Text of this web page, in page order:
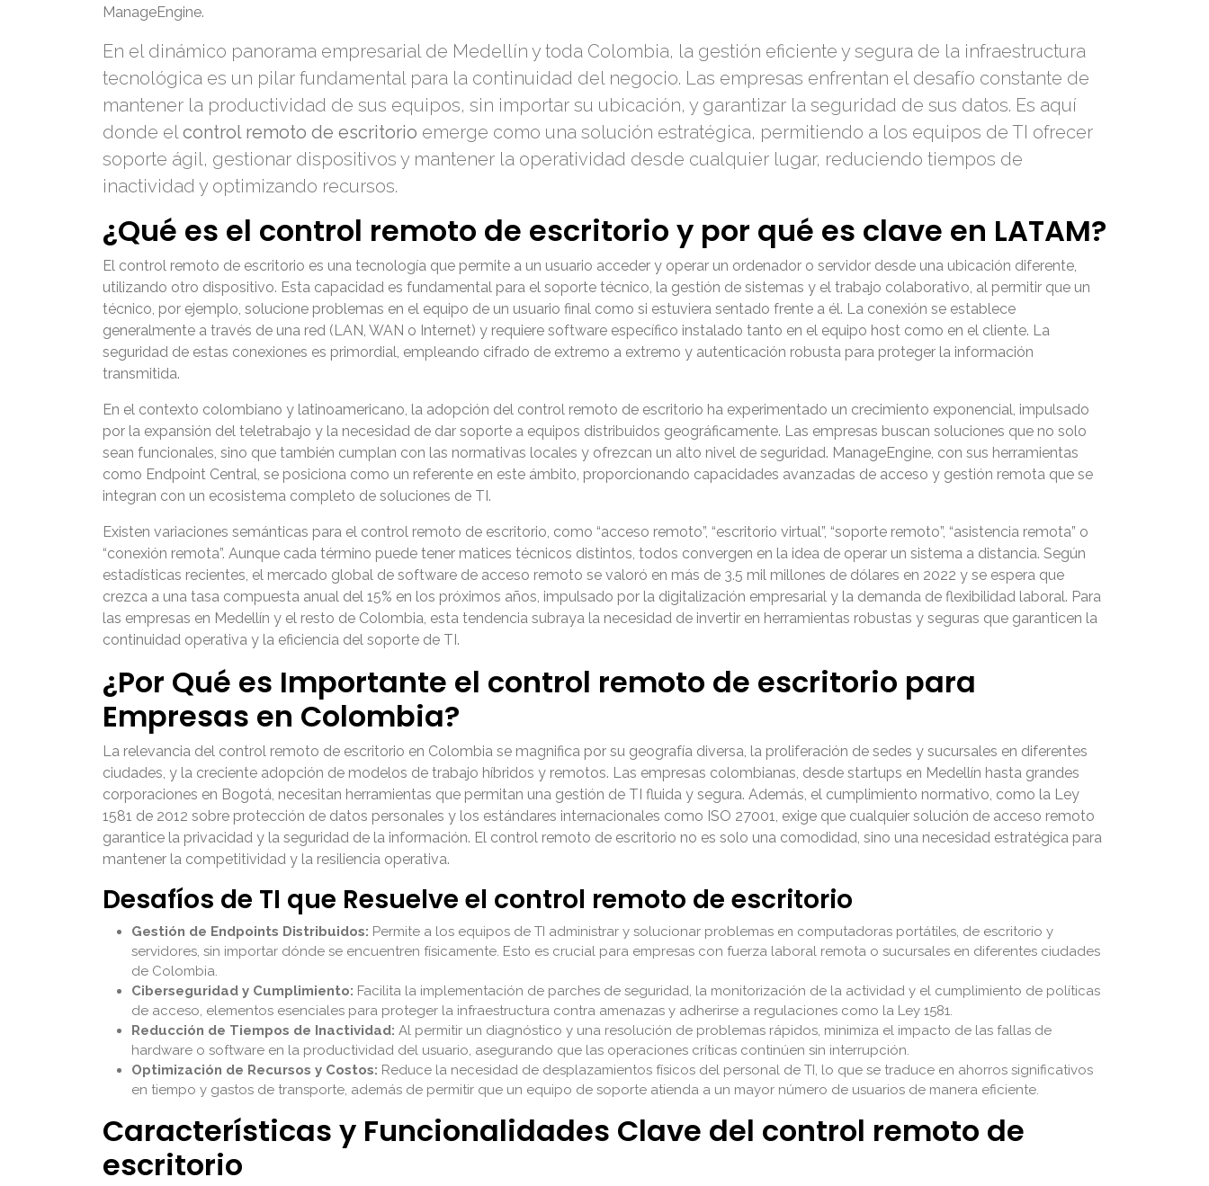
ManageEngine.
En el dinámico panorama empresarial de Medellín y toda Colombia, la gestión eficiente y segura de la infraestructura
tecnológica es un pilar fundamental para la continuidad del negocio. Las empresas enfrentan el desafío constante de
mantener la productividad de sus equipos, sin importar su ubicación, y garantizar la seguridad de sus datos. Es aquí
donde elcontrol remoto de escritorio emerge como una solución estratégica, permitiendo a los equipos de TI ofrecer
soporte ágil, gestionar dispositivos y mantener la operatividad desde cualquier lugar, reduciendo tiempos de
inactividad y optimizando recursos.
¿Qué es el control remoto de escritorio y por qué es clave en LATAM?
El control remoto de escritorio es una tecnología que permite a un usuario acceder y operar un ordenador o servidor desde una ubicación diferente,
utilizando otro dispositivo. Esta capacidad es fundamental para el soporte técnico, la gestión de sistemas y el trabajo colaborativo, al permitir que un
técnico, por ejemplo, solucione problemas en el equipo de un usuario final como si estuviera sentado frente a él. La conexión se establece
generalmente a través de una red (LAN, WAN o Internet) y requiere software específico instalado tanto en el equipo host como en el cliente. La
seguridad de estas conexiones es primordial, empleando cifrado de extremo a extremo y autenticación robusta para proteger la información
transmitida.
En el contexto colombiano y latinoamericano, la adopción del control remoto de escritorio ha experimentado un crecimiento exponencial, impulsado
por la expansión del teletrabajo y la necesidad de dar soporte a equipos distribuidos geográficamente. Las empresas buscan soluciones que no solo
sean funcionales, sino que también cumplan con las normativas locales y ofrezcan un alto nivel de seguridad. ManageEngine, con sus herramientas
como Endpoint Central, se posiciona como un referente en este ámbito, proporcionando capacidades avanzadas de acceso y gestión remota que se
integran con un ecosistema completo de soluciones de TI.
Existen variaciones semánticas para el control remoto de escritorio, como “acceso remoto”, “escritorio virtual”, “soporte remoto”, “asistencia remota” o
“conexión remota”. Aunque cada término puede tener matices técnicos distintos, todos convergen en la idea de operar un sistema a distancia. Según
estadísticas recientes, el mercado global de software de acceso remoto se valoró en más de 3.5 mil millones de dólares en 2022 y se espera que
crezca a una tasa compuesta anual del 15% en los próximos años, impulsado por la digitalización empresarial y la demanda de flexibilidad laboral. Para
las empresas en Medellín y el resto de Colombia, esta tendencia subraya la necesidad de invertir en herramientas robustas y seguras que garanticen la
continuidad operativa y la eficiencia del soporte de TI.
¿Por Qué es Importante el control remoto de escritorio para
Empresas en Colombia?
La relevancia del control remoto de escritorio en Colombia se magnifica por su geografía diversa, la proliferación de sedes y sucursales en diferentes
ciudades, y la creciente adopción de modelos de trabajo híbridos y remotos. Las empresas colombianas, desde startups en Medellín hasta grandes
corporaciones en Bogotá, necesitan herramientas que permitan una gestión de TI fluida y segura. Además, el cumplimiento normativo, como la Ley
1581 de 2012 sobre protección de datos personales y los estándares internacionales como ISO 27001, exige que cualquier solución de acceso remoto
garantice la privacidad y la seguridad de la información. El control remoto de escritorio no es solo una comodidad, sino una necesidad estratégica para
mantener la competitividad y la resiliencia operativa.
Desafíos de TI que Resuelve el control remoto de escritorio
Gestión de Endpoints Distribuidos: Permite a los equipos de TI administrar y solucionar problemas en computadoras portátiles, de escritorio y
servidores, sin importar dónde se encuentren físicamente. Esto es crucial para empresas con fuerza laboral remota o sucursales en diferentes ciudades
de Colombia.
Ciberseguridad y Cumplimiento: Facilita la implementación de parches de seguridad, la monitorización de la actividad y el cumplimiento de políticas
de acceso, elementos esenciales para proteger la infraestructura contra amenazas y adherirse a regulaciones como la Ley 1581.
Reducción de Tiempos de Inactividad: Al permitir un diagnóstico y una resolución de problemas rápidos, minimiza el impacto de las fallas de
hardware o software en la productividad del usuario, asegurando que las operaciones críticas continúen sin interrupción.
Optimización de Recursos y Costos: Reduce la necesidad de desplazamientos físicos del personal de TI, lo que se traduce en ahorros significativos
en tiempo y gastos de transporte, además de permitir que un equipo de soporte atienda a un mayor número de usuarios de manera eficiente.
Características y Funcionalidades Clave del control remoto de
escritorio